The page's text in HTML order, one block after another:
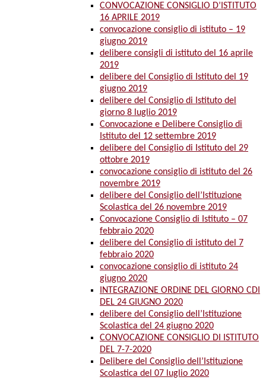
CONVOCAZIONE CONSIGLIO D’ISTITUTO
16 APRILE 2019
convocazione consiglio di istituto – 19
giugno 2019
delibere consigli di istituto del 16 aprile
2019
delibere del Consiglio di Istituto del 19
giugno 2019
delibere del Consiglio di Istituto del
giorno 8 luglio 2019
Convocazione e Delibere Consiglio di
Istituto del 12 settembre 2019
delibere del Consiglio di Istituto del 29
ottobre 2019
convocazione consiglio di istituto del 26
novembre 2019
delibere del Consiglio dell’Istituzione
Scolastica del 26 novembre 2019
Convocazione Consiglio di Istituto – 07
febbraio 2020
delibere del Consiglio di istituto del 7
febbraio 2020
convocazione consiglio di istituto 24
giugno 2020
INTEGRAZIONE ORDINE DEL GIORNO CDI
DEL 24 GIUGNO 2020
delibere del Consiglio dell’Istituzione
Scolastica del 24 giugno 2020
CONVOCAZIONE CONSIGLIO DI ISTITUTO
DEL 7-7-2020
Delibere del Consiglio dell’Istituzione
Scolastica del 07 luglio 2020